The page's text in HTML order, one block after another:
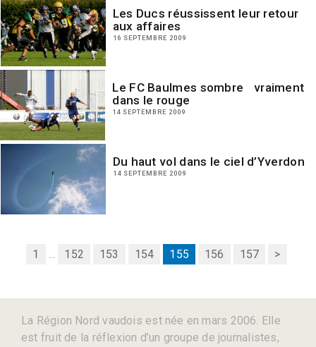
Les Ducs réussissent leur retour
aux affaires
16 SEPTEMBRE 2009
Le FC Baulmes sombre vraiment
dans le rouge
14 SEPTEMBRE 2009
Du haut vol dans le ciel d’Yverdon
14 SEPTEMBRE 2009
1 ... 152 153 154 155 156 157 >
La Région Nord vaudois est née en mars 2006. Elle
est fruit de la réflexion d’un groupe de journalistes,